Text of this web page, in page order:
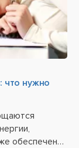
что нужно
обеспечения